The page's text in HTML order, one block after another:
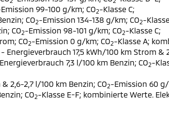
99-100 g/km; CO2-Klasse C;
CO2-Emission 134-138 g/km; CO2-
CO2-Emission 98-101 g/km; CO2-Klasse C;
CO2-Emission 0 g/km; CO2-Klasse A;
- Energieverbrauch 17,5 kWh/100 km Strom &
7,3 l/100 km Benzin; CO2-
2,6-2,7 l/100 km Benzin; CO2-Emission 60 g/
CO2-Klasse E-F; kombinierte Werte.